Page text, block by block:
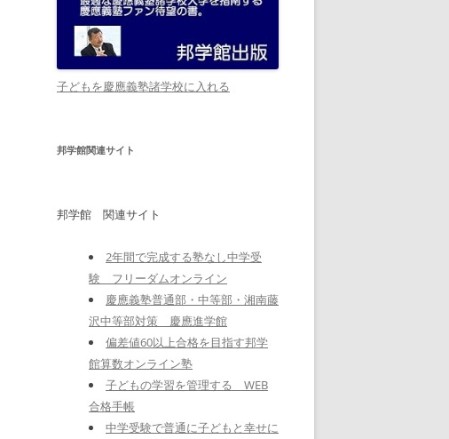
子どもを慶應義塾諸学校に入れる
邦学館関連サイト
邦学館 関連サイト
2年間で完成する塾なし中学受
験 フリーダムオンライン
慶應義塾普通部・中等部・湘南藤
沢中等部対策 慶應進学館
偏差値60以上合格を目指す邦学
館算数オンライン塾
子どもの学習を管理する WEB
合格手帳
中学受験で普通に子どもと幸せに